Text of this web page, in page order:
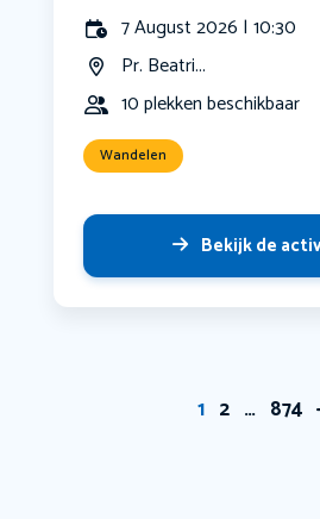
7 August 2026 | 10:30
Pr. Beatri...
10 plekken beschikbaar
Wandelen
Bekijk de
1 2 … 874